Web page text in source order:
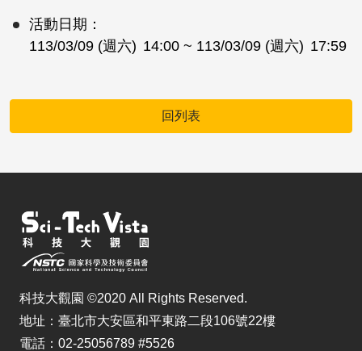
活動日期：
113/03/09 (週六) 14:00 ~ 113/03/09 (週六) 17:59
回列表
科技大觀園 ©2020 All Rights Reserved.
地址：臺北市大安區和平東路二段106號22樓
電話：02-25056789 #5526